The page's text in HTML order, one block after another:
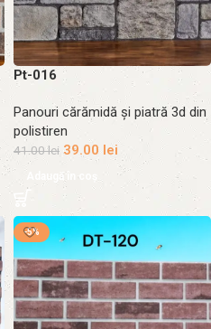
Pt-016
Panouri cărămidă și piatră 3d din
polistiren
41.00lei 39.00 lei
Adaugă în coș
-5%